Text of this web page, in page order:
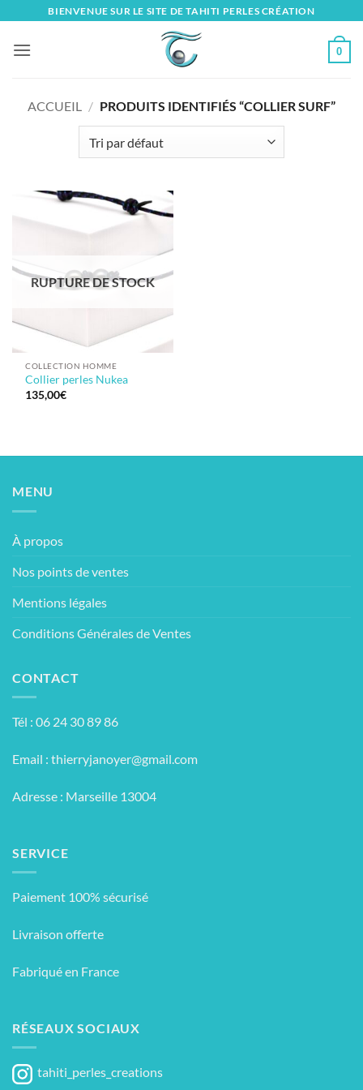
content
BIENVENUE SUR LE SITE DE TAHITI PERLES CRÉATION
0
ACCUEIL / PRODUITS IDENTIFIÉS “COLLIER SURF”
RUPTURE DE STOCK
COLLECTION HOMME
Collier perles Nukea
135,00€
MENU
À propos
Nos points de ventes
Mentions légales
Conditions Générales de Ventes
CONTACT
Tél : 06 24 30 89 86
Email : thierryjanoyer@gmail.com
Adresse : Marseille 13004
SERVICE
Paiement 100% sécurisé
Livraison offerte
Fabriqué en France
RÉSEAUX SOCIAUX
tahiti_perles_creations